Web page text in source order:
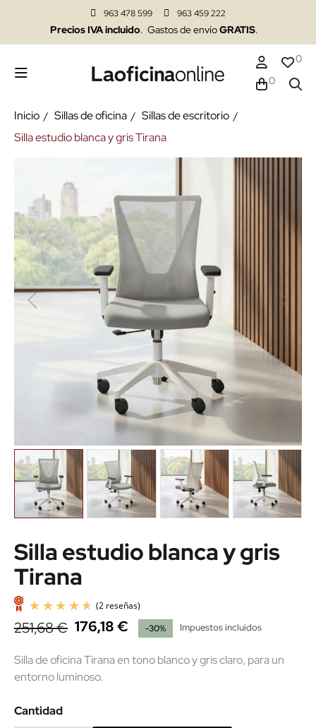
963 478 599 963 459 222
Precios IVA incluido. Gastos de envíoGRATIS.
0
0
Inicio Sillas de oficina
Sillas de escritorio
Silla estudio blanca y gris Tirana
Silla estudio blanca y gris
Tirana
251,68 € 176,18 € -30% Impuestos incluidos
SilladeoficinaTirana en tono blanco y gris claro, para un
entorno luminoso.
Cantidad